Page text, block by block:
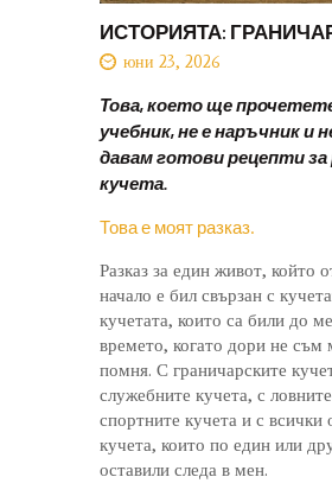
ИСТОРИЯТА:
юни 23, 2026
Това, което ще
учебник, не е наръчник и
давам готови рецепти за
кучета.
Това е моят разказ.
Разказ за един живот, който
начало е бил свързан с
кучетата, които са били до
времето, когато дори не съм
помня. С граничарските
служебните кучета, с
спортните кучета и с всички
кучета, които по един или
оставили следа в мен.